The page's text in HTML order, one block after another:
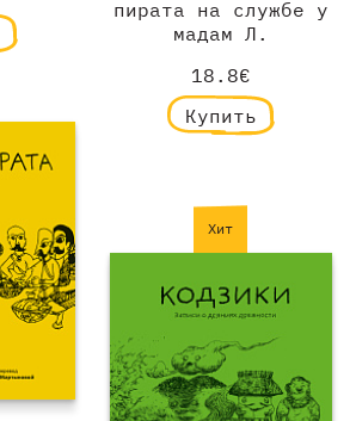
пирата на службе у
мадам Л.
18.8€
Купить
Хит